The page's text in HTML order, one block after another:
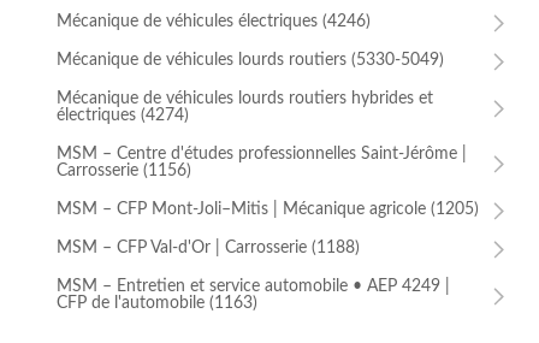
Mécanique de véhicules électriques (4246)
Mécanique de véhicules lourds routiers (5330-5049)
Mécanique de véhicules lourds routiers hybrides et
électriques (4274)
MSM – Centre d'études professionnelles Saint-Jérôme |
Carrosserie (1156)
MSM – CFP Mont-Joli–Mitis | Mécanique agricole (1205)
MSM – CFP Val-d'Or | Carrosserie (1188)
MSM – Entretien et service automobile • AEP 4249 |
CFP de l'automobile (1163)
Mécanique de véhicules lourds routiers hybrides et
ⓘ
MSM – Centre d'études professionnelles Saint-Jérôme |
Carrosserie (1156)
MSM – CFP Mont-Joli–Mitis | Mécanique agricole (1205)
MSM – CFP Val-d'Or | Carrosserie (1188)
MSM – Entretien et service automobile • AEP 4249 |
CFP de l'automobile (1163)